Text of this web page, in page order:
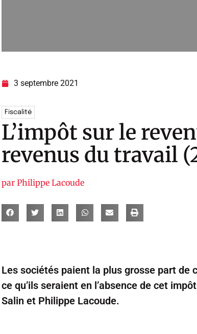
3 septembre 2021
Fiscalité
L’impôt sur le
revenus du travail
par Philippe Lacoude
Les sociétés paient la plus grosse part
ce qu’ils seraient en l’absence de cet
Salin et Philippe Lacoude.